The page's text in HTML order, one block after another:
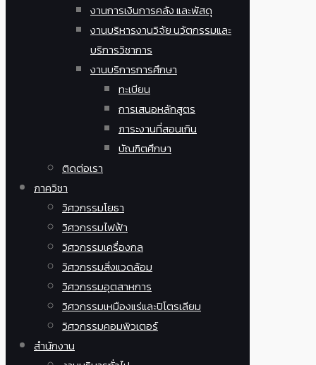
งานการเงินการคลัง และพัสดุ
งานบริหารงานวิจัย นวัตกรรมและ
บริการวิชาการ
งานบริการการศึกษา
ทะเบียน
การเสนอหลักสูตร
ภาระงานที่สอนเกิน
บัณฑิตศึกษา
ติดต่อเรา
ภาควิชา
วิศวกรรมโยธา
วิศวกรรมไฟฟ้า
วิศวกรรมเครื่องกล
วิศวกรรมสิ่งแวดล้อม
วิศวกรรมอุตสาหการ
วิศวกรรมเหมืองแร่และปิโตรเลียม
วิศวกรรมคอมพิวเตอร์
สำนักงาน